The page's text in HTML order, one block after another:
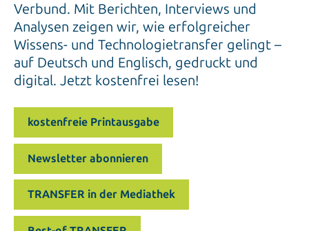
Verbund. Mit Berichten, Interviews und
Analysen zeigen wir, wie erfolgreicher
Wissens- und Technologietransfer gelingt –
auf Deutsch und Englisch, gedruckt und
digital. Jetzt kostenfrei lesen!
kostenfreie Printausgabe
Newsletter abonnieren
TRANSFER in der Mediathek